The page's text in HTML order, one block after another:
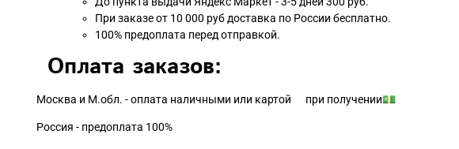
При заказе от 10 000 руб доставка по России бесплатно.
100% предоплата перед отправкой.
Оплата заказов:
Москва и М.обл. - оплата наличными или картой при получении💵
Россия - предоплата 100%